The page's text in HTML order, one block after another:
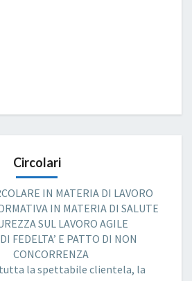
Circolari
IN MATERIA DI LAVORO
IN MATERIA DI SALUTE
SUL LAVORO AGILE
FEDELTA’ E PATTO DI NON
CONCORRENZA
tutta la spettabile clientela, la